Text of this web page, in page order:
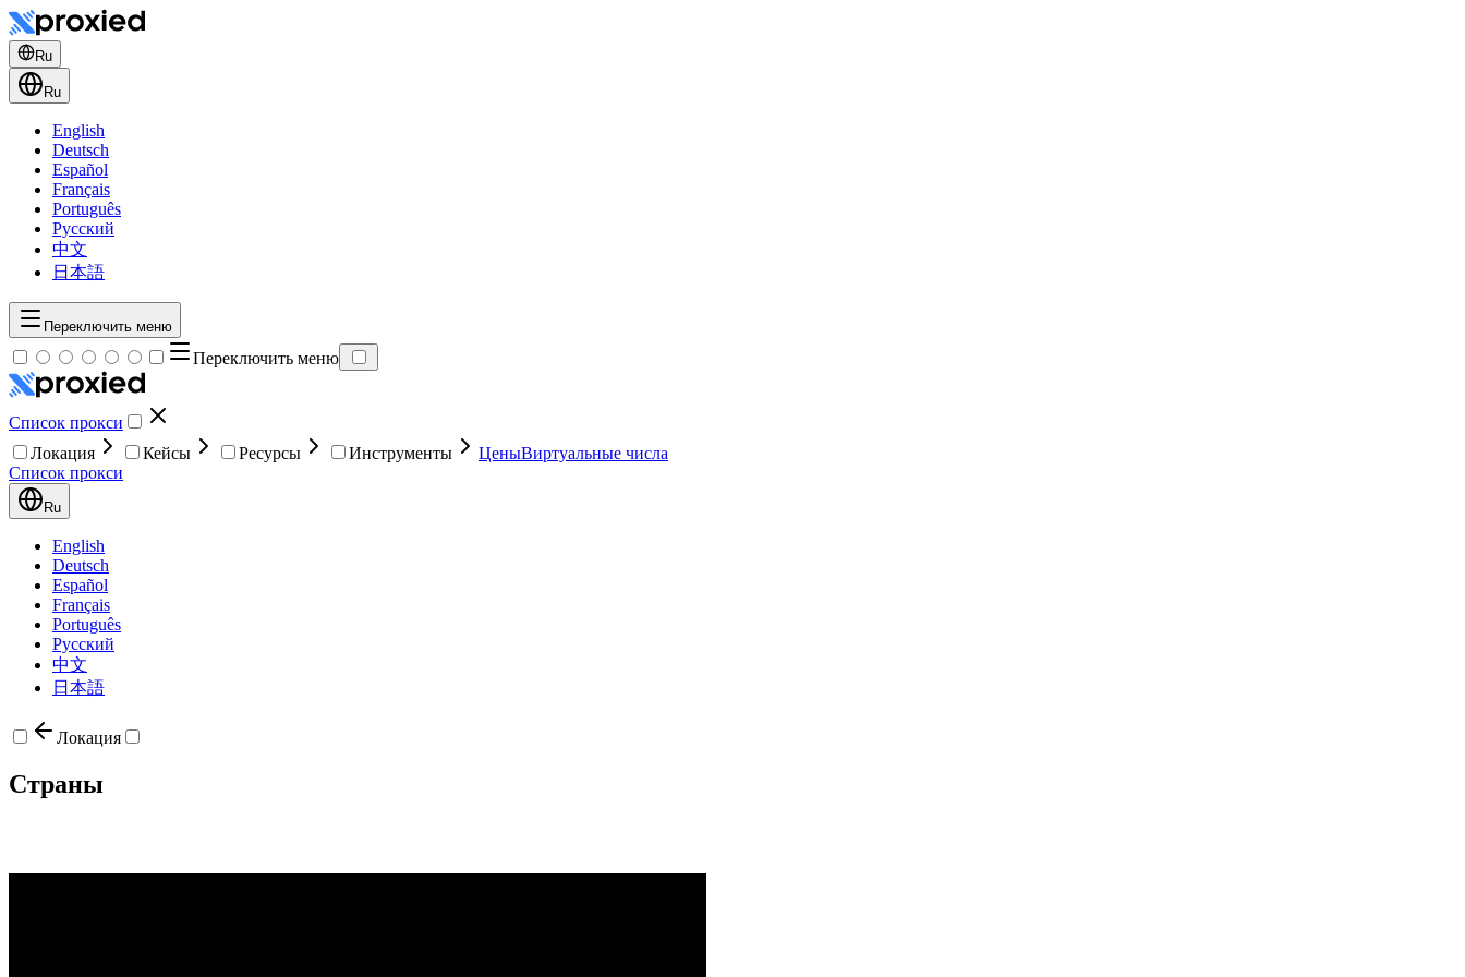
Ru
Ru
English
Deutsch
Español
Français
Português
Русский
中文
日本語
Переключить меню
Переключить меню
Список прокси
Локация
Кейсы Ресурсы Инструменты ЦеныВиртуальные числа
Список прокси
Ru
English
Deutsch
Español
Français
Português
Русский
中文
日本語
Локация
Страны